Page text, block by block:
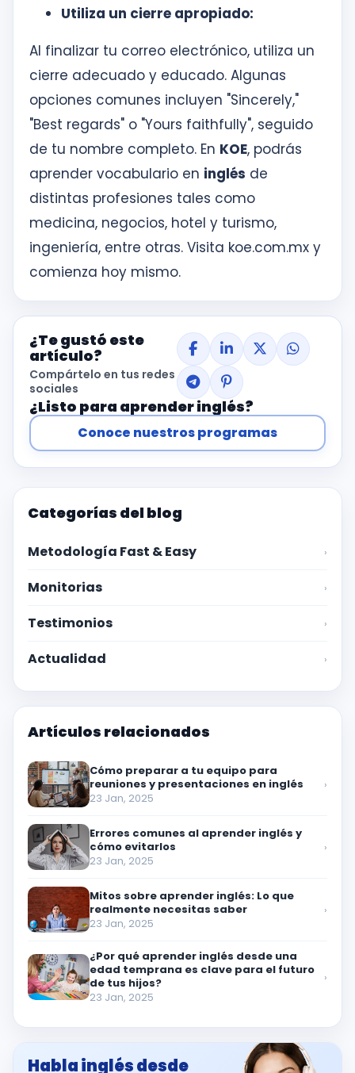
Utiliza un cierre apropiado:
Al finalizar tu correo electrónico, utiliza un
cierre adecuado y educado. Algunas
opciones comunes incluyen "Sincerely,"
"Best regards" o "Yours faithfully", seguido
de tu nombre completo. En KOE, podrás
aprender vocabulario en inglés de
distintas profesiones tales como
medicina, negocios, hotel y turismo,
ingeniería, entre otras. Visita koe.com.mx y
comienza hoy mismo.
¿Te gustó este
artículo?
Compártelo en tus redes
sociales
¿Listo para aprender inglés?
Conoce nuestros programas
Categorías del blog
Metodología Fast & Easy ›
Monitorias ›
Testimonios ›
Actualidad ›
Artículos relacionados
Cómo preparar a tu equipo para
reuniones y presentaciones en inglés
23 Jan, 2025
›
Errores comunes al aprender inglés y
cómo evitarlos
23 Jan, 2025
›
Mitos sobre aprender inglés: Lo que
realmente necesitas saber
23 Jan, 2025
›
¿Por qué aprender inglés desde una
edad temprana es clave para el futuro
de tus hijos?
23 Jan, 2025
›
Habla inglés desde